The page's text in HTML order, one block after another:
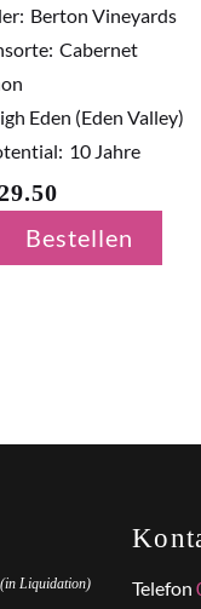
Berton Vineyards
Cabernet
Eden (Eden Valley)
10 Jahre
Bestellen
(in Liquidation) Telefon